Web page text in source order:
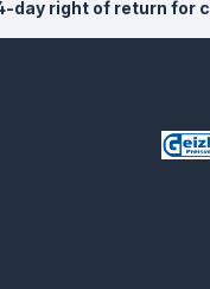
day right of return for